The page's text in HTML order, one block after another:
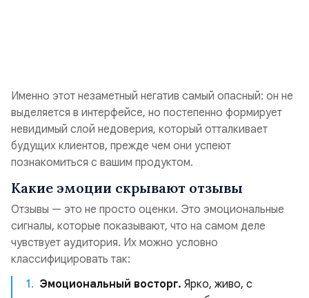
Именно этот незаметный негатив самый опасный: он не
выделяется в интерфейсе, но постепенно формирует
невидимый слой недоверия, который отталкивает
будущих клиентов, прежде чем они успеют
познакомиться с вашим продуктом.
Какие эмоции скрывают отзывы
Отзывы — это не просто оценки. Это эмоциональные
сигналы, которые показывают, что на самом деле
чувствует аудитория. Их можно условно
классифицировать так:
Эмоциональный восторг. Ярко, живо, с